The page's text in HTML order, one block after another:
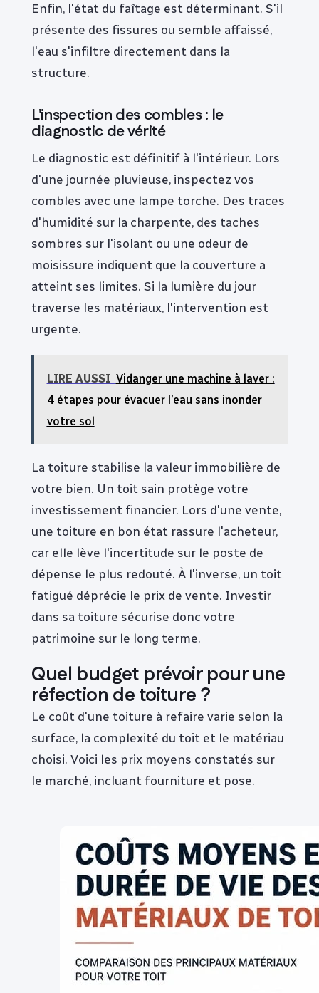
Enfin, l'état du faîtage est déterminant. S'il
présente des fissures ou semble affaissé,
l'eau s'infiltre directement dans la
structure.
L'inspection des combles : le
diagnostic de vérité
Le diagnostic est définitif à l'intérieur. Lors
d'une journée pluvieuse, inspectez vos
combles avec une lampe torche. Des traces
d'humidité sur la charpente, des taches
sombres sur l'isolant ou une odeur de
moisissure indiquent que la couverture a
atteint ses limites. Si la lumière du jour
traverse les matériaux, l'intervention est
urgente.
LIRE AUSSI Vidanger une machine à laver :
4 étapes pour évacuer l’eau sans inonder
votre sol
La toiture stabilise la valeur immobilière de
votre bien. Un toit sain protège votre
investissement financier. Lors d'une vente,
une toiture en bon état rassure l'acheteur,
car elle lève l'incertitude sur le poste de
dépense le plus redouté. À l'inverse, un toit
fatigué déprécie le prix de vente. Investir
dans sa toiture sécurise donc votre
patrimoine sur le long terme.
Quel budget prévoir pour une
réfection de toiture ?
Le coût d'une toiture à refaire varie selon la
surface, la complexité du toit et le matériau
choisi. Voici les prix moyens constatés sur
le marché, incluant fourniture et pose.